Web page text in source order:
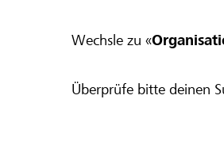
Wechsle zu «
Überprüfe bitte deinen